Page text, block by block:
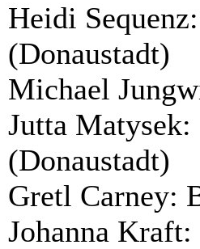
Heidi
(Donaustadt)
Michael
Jutta
(Donaustadt)
Gretl Carney:
Johanna